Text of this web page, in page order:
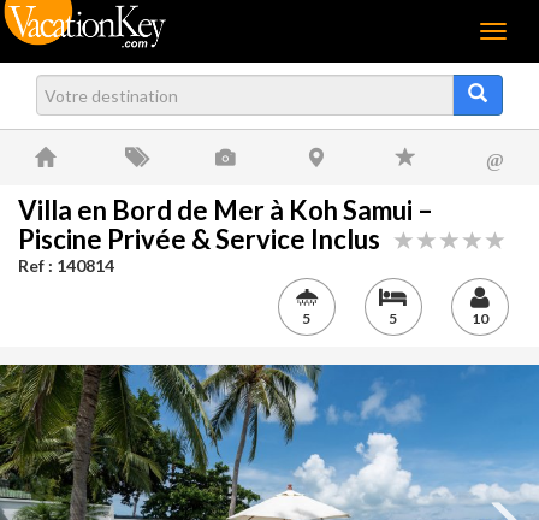
Menu
@
Villa en Bord de Mer à Koh Samui –
Piscine Privée & Service Inclus
Ref : 140814
5 5 10